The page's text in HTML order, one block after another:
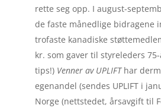
rette seg opp. I august-
de faste månedlige bidragene
trofaste kanadiske
kr. som gaver til styreleders
tips!) Venner av UPLIFThar
egenandel (sendes UPLIFT i
Norge (nettstedet, årsavgift til